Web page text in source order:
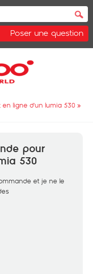
Poser une question
ligne d'un lumia 530»
pour
530
et je ne le